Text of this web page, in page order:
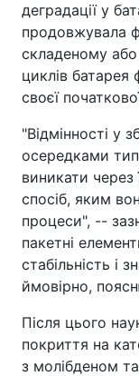
деградації у
продовжувала
складеному або
циклів батарея
своєї
"Відмінності у
осередками
виникати через
спосіб, яким
процеси", --
пакетні
стабільність і
ймовірно,
Після цього
покриття на
з молібденом